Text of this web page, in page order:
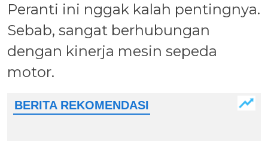
Peranti ini nggak kalah pentingnya.
Sebab, sangat berhubungan
dengan kinerja mesin sepeda
motor.